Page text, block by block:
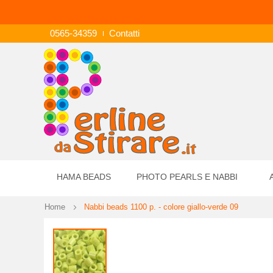
0565-34359 Contatti
HAMA BEADS PHOTO PEARLS E NABBI
Home Nabbi beads 1100 p. - colore giallo-verde 09
Vai
alla
fine
della